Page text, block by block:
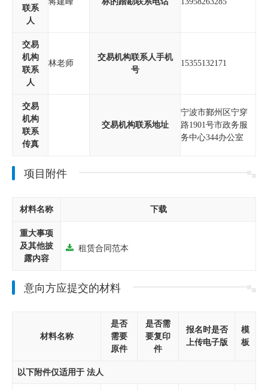
联系
人
交易
机构
联系
人
林老师
交易机构联系人手机
号
15355132171
交易
机构
联系
传真
交易机构联系地址
宁波市鄞州区宁穿
路1901号市政务服
务中心344办公室
项目附件
材料名称 下载
重大事项
及其他披
露内容
租赁合同范本
意向方应提交的材料
材料名称
是否
需要
原件
是否需
要复印
件
报名时是否
上传电子版
模
板
以下附件仅适用于 法人